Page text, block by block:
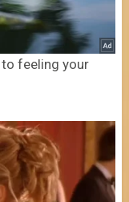
feeling your